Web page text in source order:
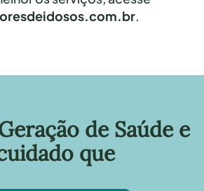
.
de Saúde e
que